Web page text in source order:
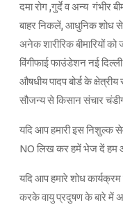
दमा रोग ,गुर्दे व अन्य गंभीर
बाहर निकलें, आधुनिक शोध से
अनेक शारीरिक बीमारियों
विंगीफाई फाउंडेशन नई
औषधीय पादप बोर्ड के
सौजन्य से किसान संचार
यदि आप हमारी इस निशुल्क
NO लिख कर हमें भेज दें हम
यदि आप हमारे शोध
करके वायु प्रदुषण के बारे में